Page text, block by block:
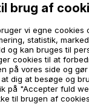
brug af
vi egne cookies
statistik,
og kan bruges til
cookies til at
på vores side og
dig at besøge og
på "Accepter fuld
til brugen af
(9-12)
(24/7)